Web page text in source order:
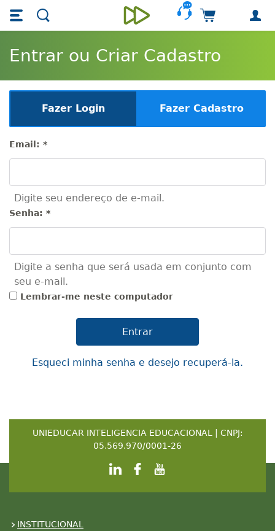
Skip main navigation
Skip to main content
Unieducar
Carrinho de
Entrar ou Criar Cadastro
Fazer Login Fazer Cadastro
Email: *
Digite seu endereço de e-mail.
Senha: *
Digite a senha que será usada em conjunto com
seu e-mail.
Lembrar-me neste computador
Esqueci minha senha e desejo recuperá-la.
UNIEDUCAR INTELIGENCIA EDUCACIONAL | CNPJ:
05.569.970/0001-26
INSTITUCIONAL